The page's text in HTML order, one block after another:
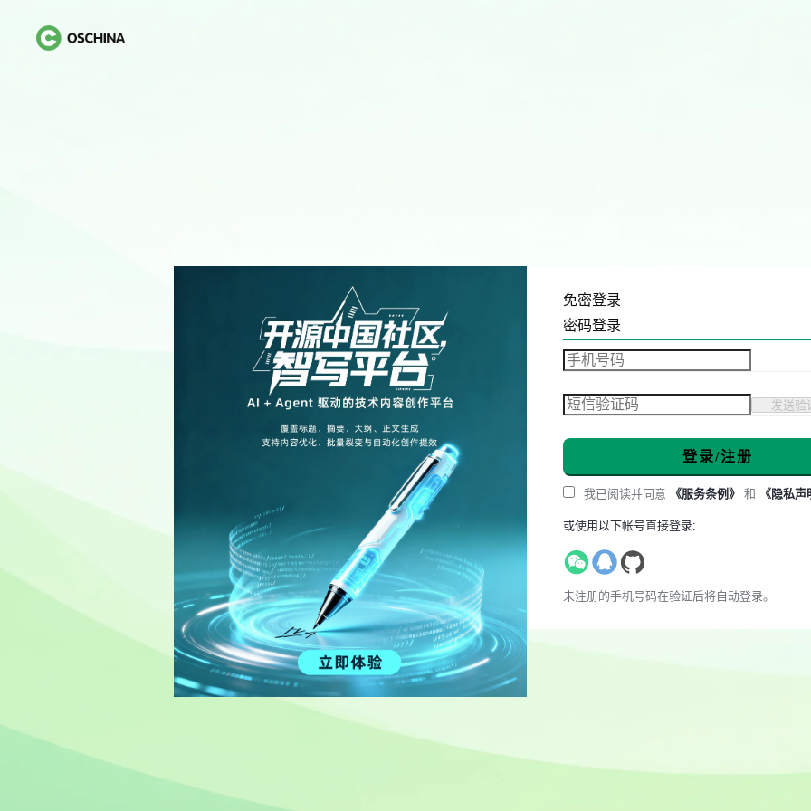
免密登录
密码登录
发送验
登录/注册
我已阅读并同意 《服务条例》 和 《隐私声
或使用以下帐号直接登录:
未注册的手机号码在验证后将自动登录。